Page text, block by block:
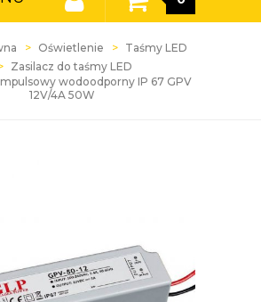
Oświetlenie
Taśmy LED
Zasilacz do taśmy LED
wodoodporny IP 67 GPV
12V/4A 50W